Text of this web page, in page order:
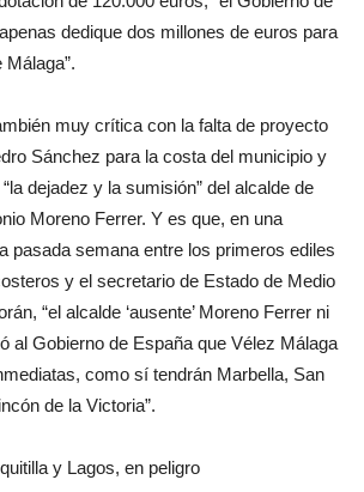
dedique dos millones de euros para
muy crítica con la falta de proyecto
Sánchez para la costa del municipio y
dejadez y la sumisión” del alcalde de
Moreno Ferrer. Y es que, en una
pasada semana entre los primeros ediles
y el secretario de Estado de Medio
“el alcalde ‘ausente’ Moreno Ferrer ni
al Gobierno de España que Vélez Málaga
como sí tendrán Marbella, San
de la Victoria”.
y Lagos, en peligro